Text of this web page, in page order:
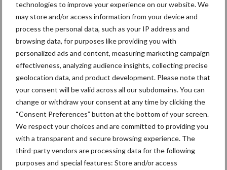
technologies to improve your experience on our website. We
may store and/or access information from your device and
process the personal data, such as your IP address and
browsing data, for purposes like providing you with
personalized ads and content, measuring marketing campaign
effectiveness, analyzing audience insights, collecting precise
geolocation data, and product development. Please note that
your consent will be valid across all our subdomains. You can
change or withdraw your consent at any time by clicking the
“Consent Preferences” button at the bottom of your screen.
We respect your choices and are committed to providing you
with a transparent and secure browsing experience. The
third-party vendors are processing data for the following
purposes and special features: Store and/or access
Primaire
Recent nieuws Partner nieuws
Bedrijfsnieuws
Ligbox &
Voerhekken
Toon meer